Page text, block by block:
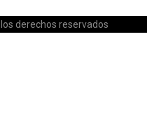
los derechos reservados